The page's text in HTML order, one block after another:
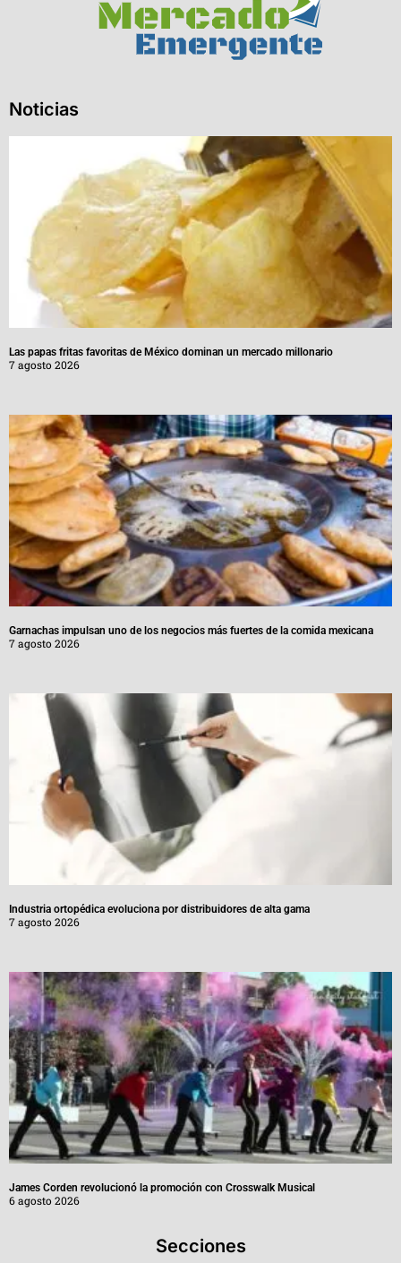
Noticias
Las papas fritas favoritas de México dominan un mercado millonario
7 agosto 2026
Garnachas impulsan uno de los negocios más fuertes de la comida mexicana
7 agosto 2026
Industria ortopédica evoluciona por distribuidores de alta gama
7 agosto 2026
James Corden revolucionó la promoción con Crosswalk Musical
6 agosto 2026
Secciones